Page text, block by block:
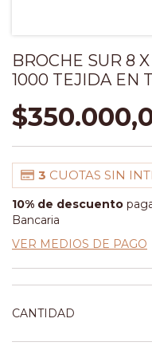
BROCHE SUR 8
1000 TEJIDA EN
3 CUOTAS SIN
10% de descuento
Bancaria
VER MEDIOS DE PAGO
CANTIDAD